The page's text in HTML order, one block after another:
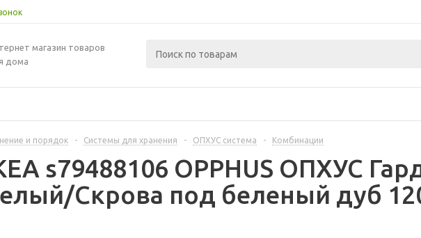
магазин товаров
дома
и порядок - Системы для хранения - ОПХУС система - Комбинации
s79488106 OPPHUS ОПХУС
Скрова под беленый дуб